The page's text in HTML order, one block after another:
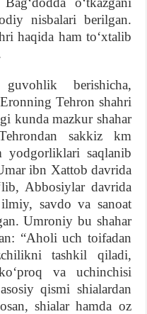
nisbalari berilgan.
haqida ham to‘xtalib
berishicha,
Tehron shahri
kunda mazkur shahar
sakkiz km
yodgorliklari saqlanib
ibn Xattob davrida
Abbosiylar davrida
savdo va sanoat
Umroniy bu shahar
“Aholi uch toifadan
tashkil qiladi,
va uchinchisi
qismi shialardan
shialar hamda oz